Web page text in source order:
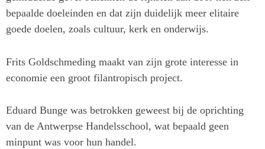
bepaalde doeleinden en dat zijn duidelijk meer elitaire
goede doelen, zoals cultuur, kerk en onderwijs.
Frits Goldschmeding maakt van zijn grote interesse in
economie een groot filantropisch project.
Eduard Bunge was betrokken geweest bij de oprichting
van de Antwerpse Handelsschool, wat bepaald geen
minpunt was voor hun handel.